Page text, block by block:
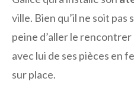
ville. Bien qu’il ne soit
peine d’aller le
avec lui de ses pièces en
sur place.